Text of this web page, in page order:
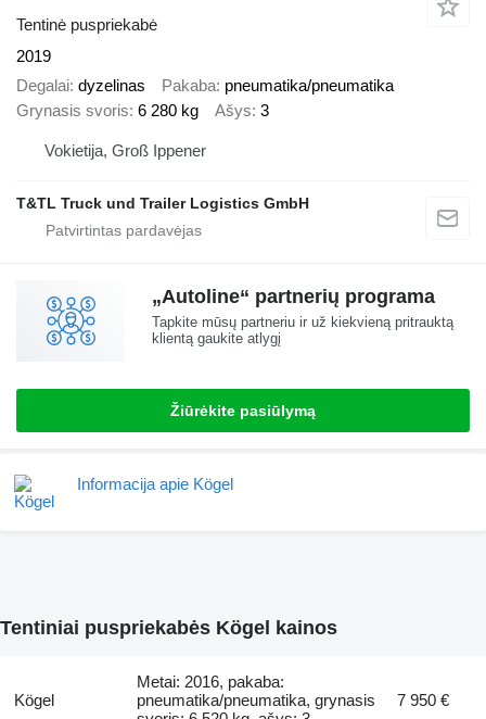
Tentinė puspriekabė
2019
Degalai dyzelinas Pakaba pneumatika/pneumatika
Grynasis svoris 6 280 kg Ašys 3
Vokietija, Groß Ippener
T&TL Truck und Trailer Logistics GmbH
„Autoline“ partnerių programa
Tapkite mūsų partneriu ir už kiekvieną pritrauktą
klientą gaukite atlygį
Žiūrėkite pasiūlymą
Informacija apie Kögel
Tentiniai puspriekabės Kögel kainos
Kögel
Metai: 2016, pakaba:
pneumatika/pneumatika, grynasis
7 950 €